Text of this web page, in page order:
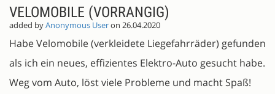
VELOMOBILE (VORRANGIG)
added byAnonymous Useron 26.04.2020
Habe Velomobile (verkleidete Liegefahrräder) gefunden,
als ich ein neues, effizientes Elektro-Auto gesucht habe.
Weg vom Auto, löst viele Probleme und macht Spaß!